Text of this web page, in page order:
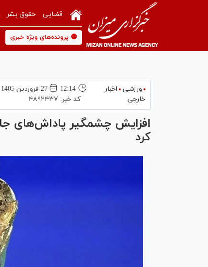
قضایی حقوق بشر
🟡 پرونده‌های ویژه خبری
ورزشی
اخبار
خارجی
12:14
27 فروردين 1405
کد خبر: ۴۸۹۲۴۳۷
کرد